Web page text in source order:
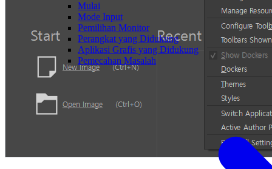
Mulai
Mode Input
Pemilihan Monitor
Perangkat yang Didukung
Aplikasi Grafis yang Didukung
Pemecahan Masalah